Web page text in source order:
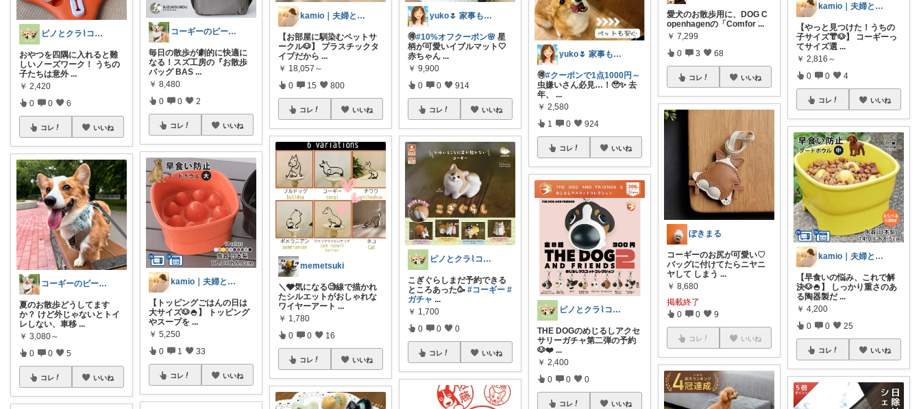
ピノとクラ⌇コーギーとの暮らし
おやつを四隅に入れると難
しいノーズワーク！ うちの
子たちは意外 ...
￥ 2,420
0 0 6
コレ いいね
コーギーのピース🐶愛用品紹介
夏のお散歩どうしてます
か？ けど外じゃないとトイ
レしない、車移 ...
￥ 3,080～
0 0 5
コレ いいね
コーギーのピース🐶愛用品紹介
毎日の散歩が劇的に快適に
なる！スズ工房の『お散歩
バッグ BAS ...
￥ 8,480
0 0 2
コレ いいね
kamio｜夫婦とコーギーの愛用品
【トッピングごはんの日は
大サイズ🐶🍚】 トッピング
やスープを ...
￥ 5,250
0 1 33
コレ いいね
kamio｜夫婦とコーギーの愛用品
【お部屋に馴染むペットサ
ークル🐶】 プラスチックタ
イプだから ...
￥ 18,057～
0 15 800
コレ いいね
memetsuki
＼🩶気になる🧐線で描かれ
たシルエットがおしゃれな
ワイヤーアート ...
￥ 1,780
0 0 16
コレ いいね
yuko🌷 家事も育児もちょっとラクに
🉐#10%オフクーポン🌸 星
柄が可愛いイブルマット🤍
赤ちゃん ...
￥ 9,900
0 0 914
コレ いいね
ピノとクラ⌇コーギーとの暮らし
こぎぐらしまだ予約できる
ところあった🥳#コーギー #
ガチャ ...
￥ 1,700
0 0 0
コレ いいね
yuko🌷 家事も育児もちょっとラクに
🉐#クーポンで1点1000円～
虫嫌いさん必見…！🥹✨ 去
年、
...
￥ 2,580
1 0 924
コレ いいね
ピノとクラ⌇コーギーとの暮らし
THE DOGのめじるしアクセ
サリーガチャ第二弾の予約
🐶❤️...
￥ 2,400
0 0 0
コレ いいね
愛犬のお散歩用に、DOG C
openhagenの「Comfor ...
￥ 7,299
0 3 68
コレ いいね
ぽきまる
コーギーのお尻が可愛い♡
バッグに付けてたらニヤニ
ヤして しまう ...
￥ 8,680
掲載終了
0 0 9
コレ いいね
kamio｜夫婦とコーギーの愛用品
【やっと見つけた！うちの
子サイズ👘🐶】 コーギーっ
てサイズ選 ...
￥ 2,816～
0 0 4
コレ いいね
kamio｜夫婦とコーギーの愛用品
【早食いの悩み、これで解
決🐶🍚】 しっかり重さのあ
る陶器製だ ...
￥ 4,200
0 0 25
コレ いいね